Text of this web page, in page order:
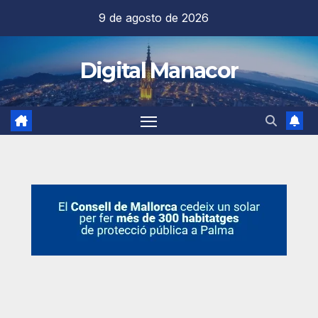
contenido
9 de agosto de 2026
Digital Manacor